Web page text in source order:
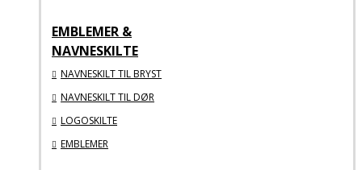
EMBLEMER &
NAVNESKILTE
NAVNESKILT TIL BRYST
NAVNESKILT TIL DØR
LOGOSKILTE
EMBLEMER